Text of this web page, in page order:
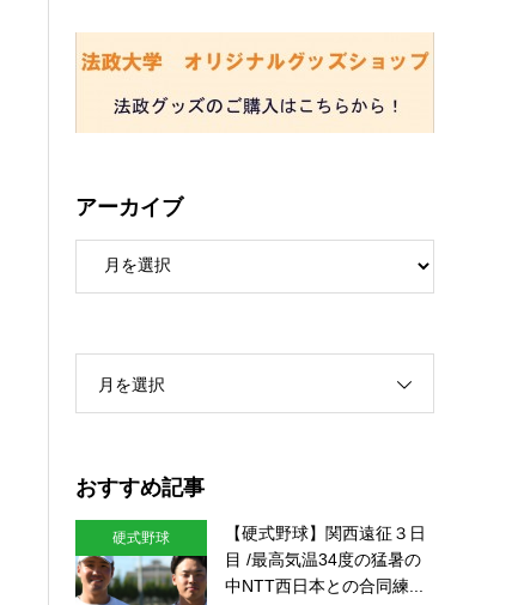
アーカイブ
月を選択
おすすめ記事
硬式野球
【硬式野球】関西遠征３日
目 /最高気温34度の猛暑の
中NTT西日本との合同練...